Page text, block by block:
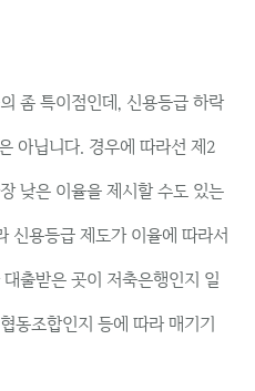
좀 특이점인데, 신용등급 하락
아닙니다. 경우에 따라선 제2
낮은 이율을 제시할 수도 있는
신용등급 제도가 이율에 따라서
출받은 곳이 저축은행인지 일
동조합인지 등에 따라 매기기